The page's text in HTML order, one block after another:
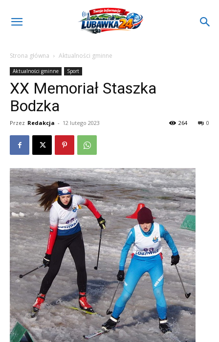
Strona główna Aktualności gminne
Aktualności gminne Sport
XX Memoriał Staszka
Bodzka
Przez Redakcja - 12 lutego 2023 0
264